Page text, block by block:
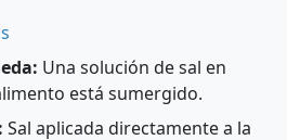
Una solución de sal en
está sumergido.
Sal aplicada directamente a la